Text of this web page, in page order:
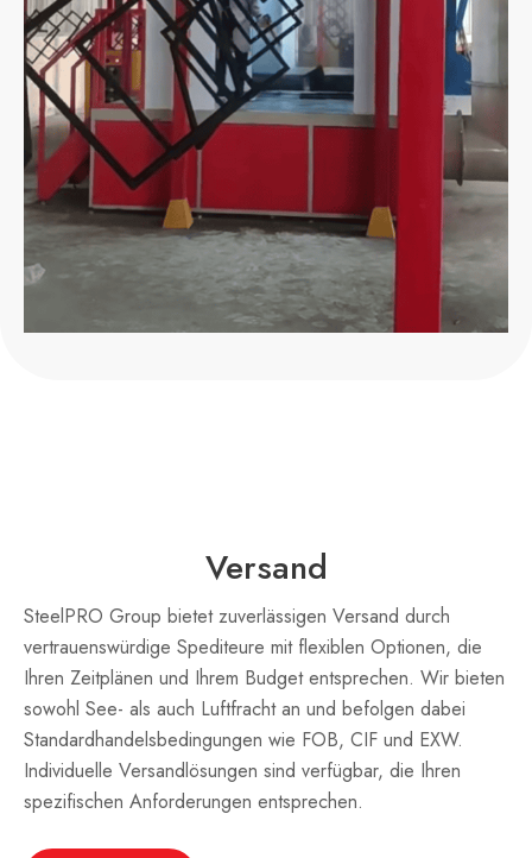
Versand
SteelPRO Group bietet zuverlässigen Versand durch
vertrauenswürdige Spediteure mit flexiblen Optionen, die
Ihren Zeitplänen und Ihrem Budget entsprechen. Wir bieten
sowohl See- als auch Luftfracht an und befolgen dabei
Standardhandelsbedingungen wie FOB, CIF und EXW.
Individuelle Versandlösungen sind verfügbar, die Ihren
spezifischen Anforderungen entsprechen.